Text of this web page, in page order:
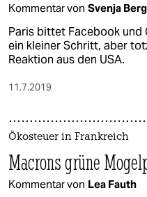
Kommentar von Svenja
Paris bittet Facebook und
ein kleiner Schritt, aber
Reaktion aus den USA.
11.7.2019
Ökosteuer in Frankreich
Macrons grüne
Kommentar von Lea Fauth